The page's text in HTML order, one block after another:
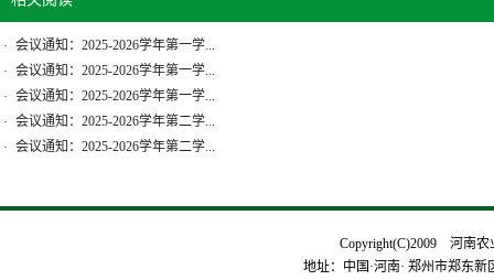
· 会议通知：2025-2026学年第一学...
· 会议通知：2025-2026学年第一学...
· 会议通知：2025-2026学年第一学...
· 会议通知：2025-2026学年第二学...
· 会议通知：2025-2026学年第二学...
Copyright(C)2009 河南
地址：中国·河南· 郑州市郑东